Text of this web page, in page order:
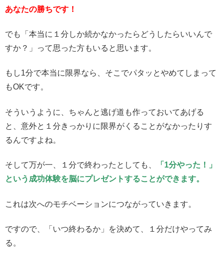
あなたの勝ちです！
でも「本当に１分しか続かなかったらどうしたらいいんで
すか？」って思った方もいると思います。
もし1分で本当に限界なら、そこでパタッとやめてしまって
もOKです。
そういうように、ちゃんと逃げ道も作っておいてあげる
と、意外と１分きっかりに限界がくることがなかったりす
るんですよね。
そして万が一、１分で終わったとしても、
「1分やった！」
という成功体験を脳にプレゼントすることができます。
これは次へのモチベーションにつながっていきます。
ですので、「いつ終わるか」を決めて、１分だけやってみ
る。